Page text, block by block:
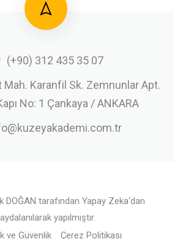
(+90) 312 435 35 07
Karanfil Sk. Zemnunlar Apt.
No: 1 Çankaya / ANKARA
DOĞAN tarafından Yapay Zeka‘dan
yapılmıştır.
ve Güvenlik
Çerez Politikası